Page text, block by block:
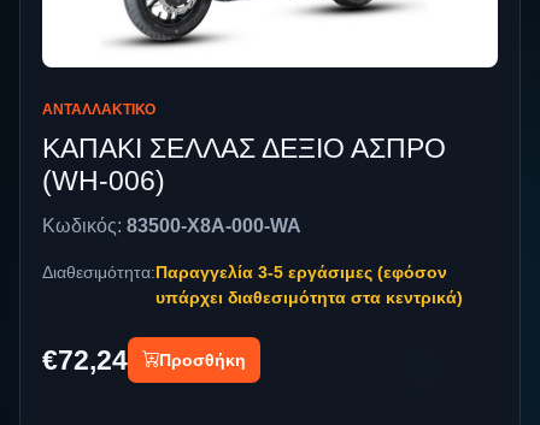
ΑΝΤΑΛΛΑΚΤΙΚΌ
ΚΑΠΑΚΙ ΣΕΛΛΑΣ ΔΕΞΙΟ ΑΣΠΡΟ
(WH-006)
Κωδικός: 83500-X8A-000-WA
Διαθεσιμότητα:Παραγγελία 3-5 εργάσιμες (εφόσον
υπάρχει διαθεσιμότητα στα κεντρικά)
€72,24 Προσθήκη